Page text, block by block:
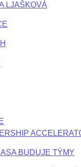
LJAŠKOVÁ
BUDUJE TÝMY